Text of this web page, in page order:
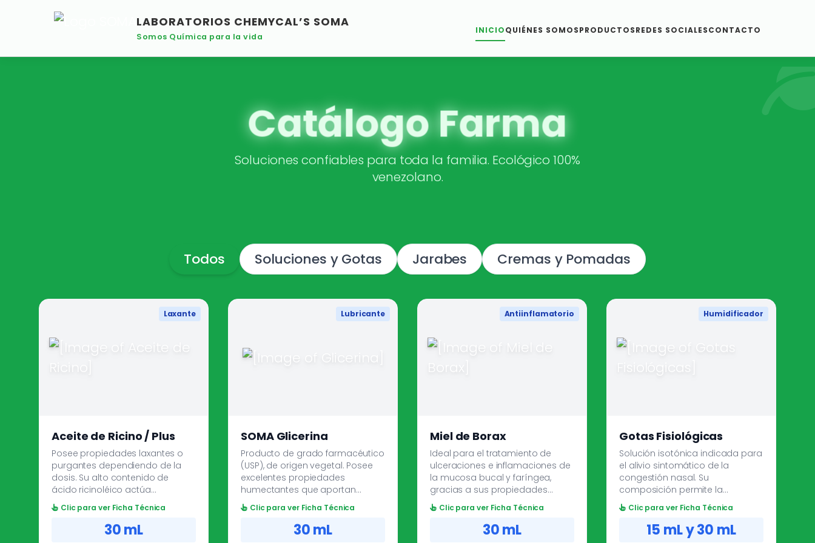
LABORATORIOS CHEMYCAL’S SOMA
Somos Química para la vida
INICIOQUIÉNES SOMOSPRODUCTOSREDES SOCIALESCONTACTO
Catálogo Farma
Soluciones confiables para toda la familia. Ecológico 100%
venezolano.
Todos Soluciones y Gotas Jarabes Cremas y Pomadas
Laxante
Aceite de Ricino / Plus
Posee propiedades laxantes o
purgantes dependiendo de la
dosis. Su alto contenido de
ácido ricinoléico actúa
produciendo un aumento de la
motilidad intestinal. Formulado
con aceite de ricino, esencias de
clavo, canela y vainillina le
Clic para ver Ficha Técnica
30 mL
Lubricante
SOMA Glicerina
Producto de grado farmacéutico
(USP), de origen vegetal. Posee
excelentes propiedades
humectantes que aportan
elasticidad y protección a la piel.
Proporciona gran alivio para
pieles descamadas, actuando
como emoliente que alivia las
Clic para ver Ficha Técnica
30 mL
Antiinflamatorio
Miel de Borax
Ideal para el tratamiento de
ulceraciones e inflamaciones de
la mucosa bucal y faríngea,
gracias a sus propiedades
antisépticas y antiinflamatorias.
Sabor agradable, no produce
ardor y su efecto astringente
favorece la cicatrización.
Clic para ver Ficha Técnica
30 mL
Humidificador
Gotas Fisiológicas
Solución isotónica indicada para
el alivio sintomático de la
congestión nasal. Su
composición permite la
humidificación de la mucosa
nasal, favoreciendo la expulsión
de las secreciones.
Clic para ver Ficha Técnica
15 mL y 30 mL